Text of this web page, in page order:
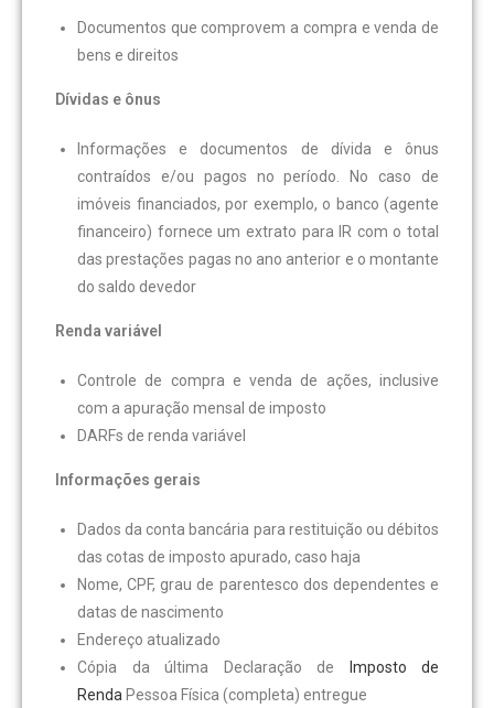
Documentos que comprovem a compra e venda de
bens e direitos
Dívidas e ônus
Informações e documentos de dívida e ônus
contraídos e/ou pagos no período. No caso de
imóveis financiados, por exemplo, o banco (agente
financeiro) fornece um extrato para IR com o total
das prestações pagas no ano anterior e o montante
do saldo devedor
Renda variável
Controle de compra e venda de ações, inclusive
com a apuração mensal de imposto
DARFs de renda variável
Informações gerais
Dados da conta bancária para restituição ou débitos
das cotas de imposto apurado, caso haja
Nome, CPF, grau de parentesco dos dependentes e
datas de nascimento
Endereço atualizado
Cópia da última Declaração de Imposto de
Renda Pessoa Física (completa) entregue